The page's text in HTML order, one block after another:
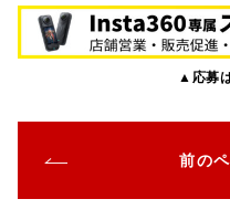
c
e
o
o
k
it
te
e
n
e
▲応募
前の